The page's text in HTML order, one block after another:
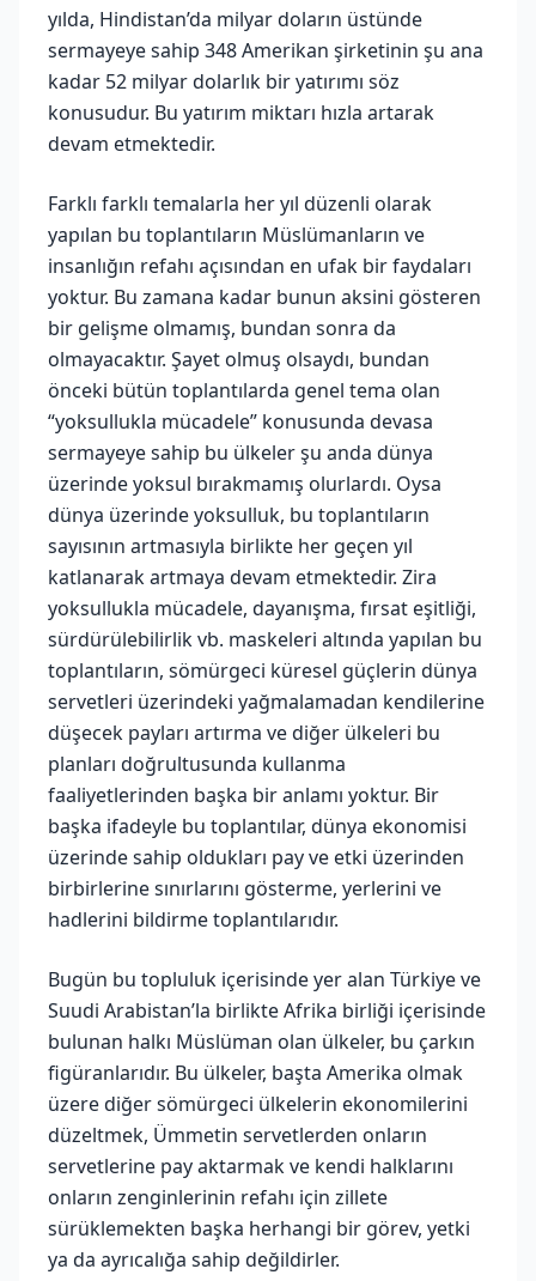
yılda, Hindistan’da milyar doların üstünde
sermayeye sahip 348 Amerikan şirketinin şu ana
kadar 52 milyar dolarlık bir yatırımı söz
konusudur. Bu yatırım miktarı hızla artarak
devam etmektedir.
Farklı farklı temalarla her yıl düzenli olarak
yapılan bu toplantıların Müslümanların ve
insanlığın refahı açısından en ufak bir faydaları
yoktur. Bu zamana kadar bunun aksini gösteren
bir gelişme olmamış, bundan sonra da
olmayacaktır. Şayet olmuş olsaydı, bundan
önceki bütün toplantılarda genel tema olan
“yoksullukla mücadele” konusunda devasa
sermayeye sahip bu ülkeler şu anda dünya
üzerinde yoksul bırakmamış olurlardı. Oysa
dünya üzerinde yoksulluk, bu toplantıların
sayısının artmasıyla birlikte her geçen yıl
katlanarak artmaya devam etmektedir. Zira
yoksullukla mücadele, dayanışma, fırsat eşitliği,
sürdürülebilirlik vb. maskeleri altında yapılan bu
toplantıların, sömürgeci küresel güçlerin dünya
servetleri üzerindeki yağmalamadan kendilerine
düşecek payları artırma ve diğer ülkeleri bu
planları doğrultusunda kullanma
faaliyetlerinden başka bir anlamı yoktur. Bir
başka ifadeyle bu toplantılar, dünya ekonomisi
üzerinde sahip oldukları pay ve etki üzerinden
birbirlerine sınırlarını gösterme, yerlerini ve
hadlerini bildirme toplantılarıdır.
Bugün bu topluluk içerisinde yer alan Türkiye ve
Suudi Arabistan’la birlikte Afrika birliği içerisinde
bulunan halkı Müslüman olan ülkeler, bu çarkın
figüranlarıdır. Bu ülkeler, başta Amerika olmak
üzere diğer sömürgeci ülkelerin ekonomilerini
düzeltmek, Ümmetin servetlerden onların
servetlerine pay aktarmak ve kendi halklarını
onların zenginlerinin refahı için zillete
sürüklemekten başka herhangi bir görev, yetki
ya da ayrıcalığa sahip değildirler.